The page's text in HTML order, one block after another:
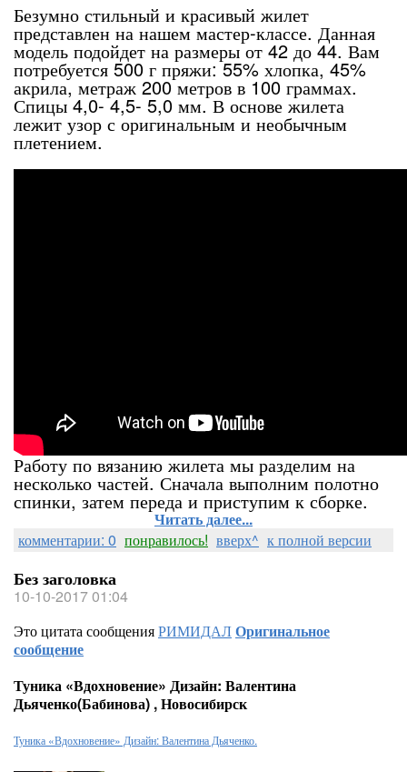
Безумно стильный и красивый жилет
представлен на нашем мастер-классе. Данная
модель подойдет на размеры от 42 до 44. Вам
потребуется 500 г пряжи: 55% хлопка, 45%
акрила, метраж 200 метров в 100 граммах.
Спицы 4,0- 4,5- 5,0 мм. В основе жилета
лежит узор с оригинальным и необычным
плетением.
Работу по вязанию жилета мы разделим на
несколько частей. Сначала выполним полотно
спинки, затем переда и приступим к сборке.
Читать далее...
комментарии: 0 понравилось! вверх^ к полной версии
Без заголовка
10-10-2017 01:04
Это цитата сообщенияРИМИДАЛОригинальное
сообщение
Туника «Вдохновение» Дизайн: Валентина
Дьяченко(Бабинова) , Новосибирск
Туника «Вдохновение» Дизайн: Валентина Дьяченко.